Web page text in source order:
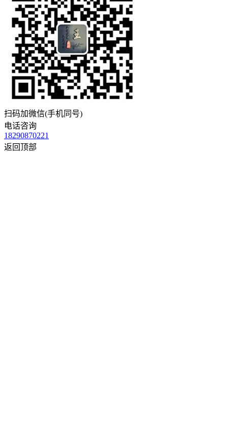
扫码加微信(手机同号)
电话咨询
18290870221
返回顶部